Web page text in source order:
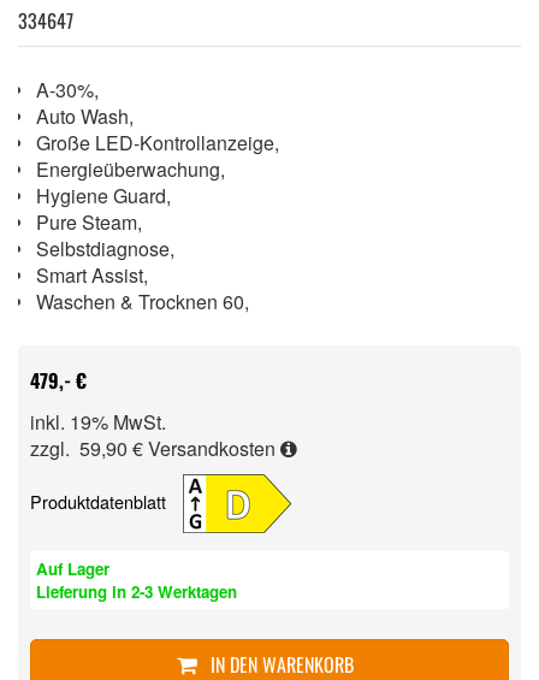
334647
A-30%,
Auto Wash,
Große LED-Kontrollanzeige,
Energieüberwachung,
Hygiene Guard,
Pure Steam,
Selbstdiagnose,
Smart Assist,
Waschen & Trocknen 60,
479,- €
inkl. 19% MwSt.
zzgl. 59,90 €Versandkosten
Produktdatenblatt
Auf Lager
Lieferung in 2-3 Werktagen
IN DEN WARENKORB